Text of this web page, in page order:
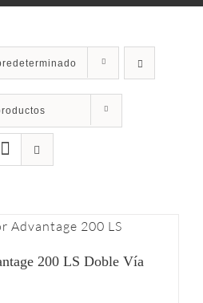
200 LS Doble Vía